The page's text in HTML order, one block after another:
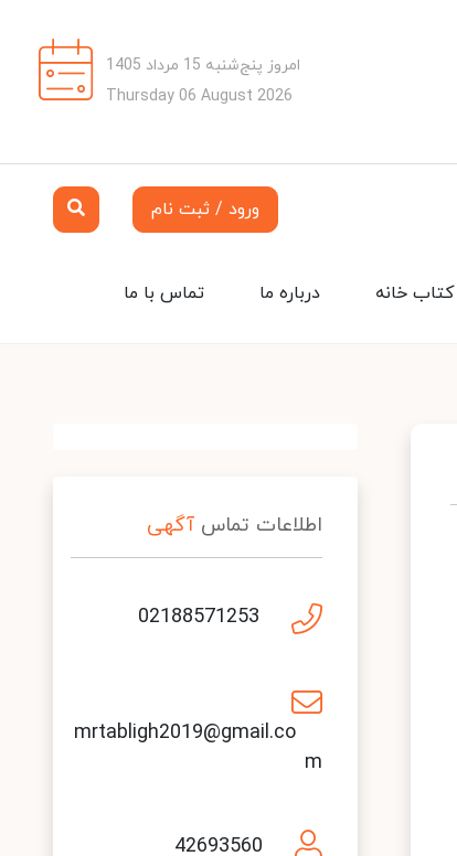
امروز پنج‌شنبه 15 مرداد 1405
Thursday 06 August 2026
ورود / ثبت نام
تماس با ما درباره ما کتاب خانه
اطلاعات تماس آگهی
02188571253
mrtabligh2019@gmail.co
m
42693560